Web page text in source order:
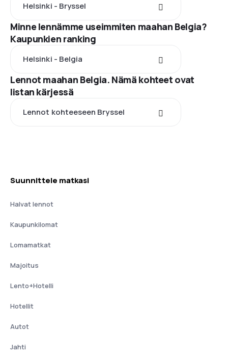
Helsinki - Bryssel
Minne lennämme useimmiten maahan Belgia?
Kaupunkien ranking
Helsinki - Belgia
Lennot maahan Belgia. Nämä kohteet ovat
listan kärjessä
Lennot kohteeseen Bryssel
Suunnittele matkasi
Halvat lennot
Kaupunkilomat
Lomamatkat
Majoitus
Lento+Hotelli
Hotellit
Autot
Jahti